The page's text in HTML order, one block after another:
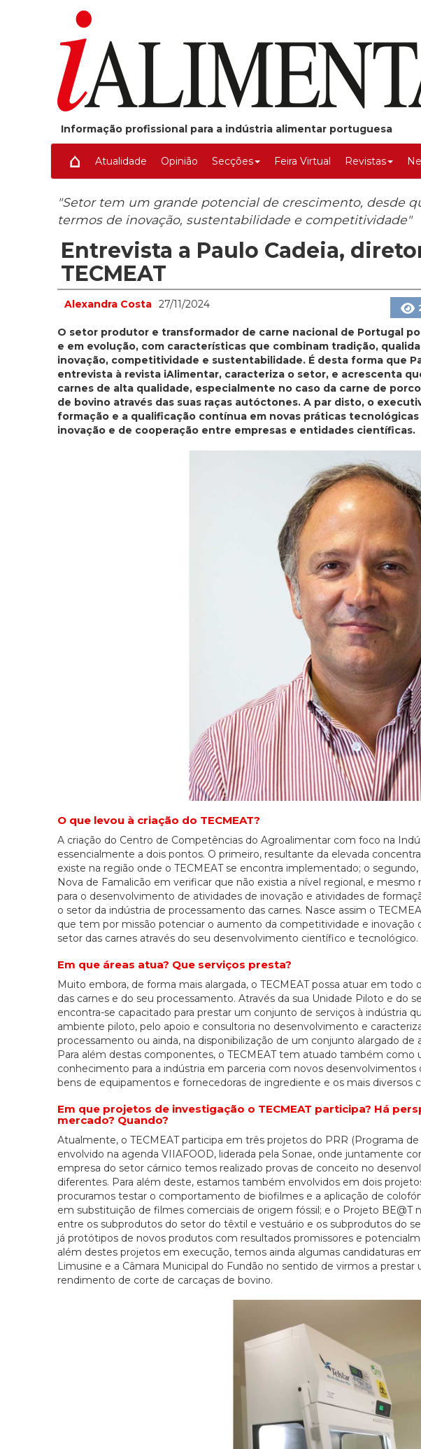
Informação profissional para a indústria alimentar portuguesa
Atualidade Opinião Secções Feira Virtual Revistas
"Setor tem um grande potencial de crescimento, desde
termos de inovação, sustentabilidade e competitividade"
Entrevista a Paulo Cadeia,
TECMEAT
Alexandra Costa 27/11/2024
O setor produtor e transformador de carne nacional de Portugal
e em evolução, com características que combinam tradição,
inovação, competitividade e sustentabilidade. É desta forma que
entrevista à revista iAlimentar, caracteriza o setor, e acrescenta
carnes de alta qualidade, especialmente no caso da carne de
de bovino através das suas raças autóctones. A par disto, o
formação e a qualificação contínua em novas práticas
inovação e de cooperação entre empresas e entidades científicas.
O que levou à criação do TECMEAT?
A criação do Centro de Competências do Agroalimentar com foco na
essencialmente a dois pontos. O primeiro, resultante da elevada
existe na região onde o TECMEAT se encontra implementado; o
Nova de Famalicão em verificar que não existia a nível regional, e
para o desenvolvimento de atividades de inovação e atividades de
o setor da indústria de processamento das carnes. Nasce assim o
que tem por missão potenciar o aumento da competitividade e inovação
setor das carnes através do seu desenvolvimento científico e tecnológico.
Em que áreas atua? Que serviços presta?
Muito embora, de forma mais alargada, o TECMEAT possa atuar em
das carnes e do seu processamento. Através da sua Unidade Piloto e do
encontra-se capacitado para prestar um conjunto de serviços à indústria
ambiente piloto, pelo apoio e consultoria no desenvolvimento e
processamento ou ainda, na disponibilização de um conjunto alargado de
Para além destas componentes, o TECMEAT tem atuado também
conhecimento para a indústria em parceria com novos
bens de equipamentos e fornecedoras de ingrediente e os mais diversos
Em que projetos de investigação o TECMEAT participa? Há
mercado? Quando?
Atualmente, o TECMEAT participa em três projetos do PRR (Programa
envolvido na agenda VIIAFOOD, liderada pela Sonae, onde juntamente
empresa do setor cárnico temos realizado provas de conceito no
diferentes. Para além deste, estamos também envolvidos em dois
procuramos testar o comportamento de biofilmes e a aplicação de
em substituição de filmes comerciais de origem fóssil; e o Projeto BE@T
entre os subprodutos do setor do têxtil e vestuário e os subprodutos do
já protótipos de novos produtos com resultados promissores e
além destes projetos em execução, temos ainda algumas candidaturas
Limusine e a Câmara Municipal do Fundão no sentido de virmos a
rendimento de corte de carcaças de bovino.
20/07/2026